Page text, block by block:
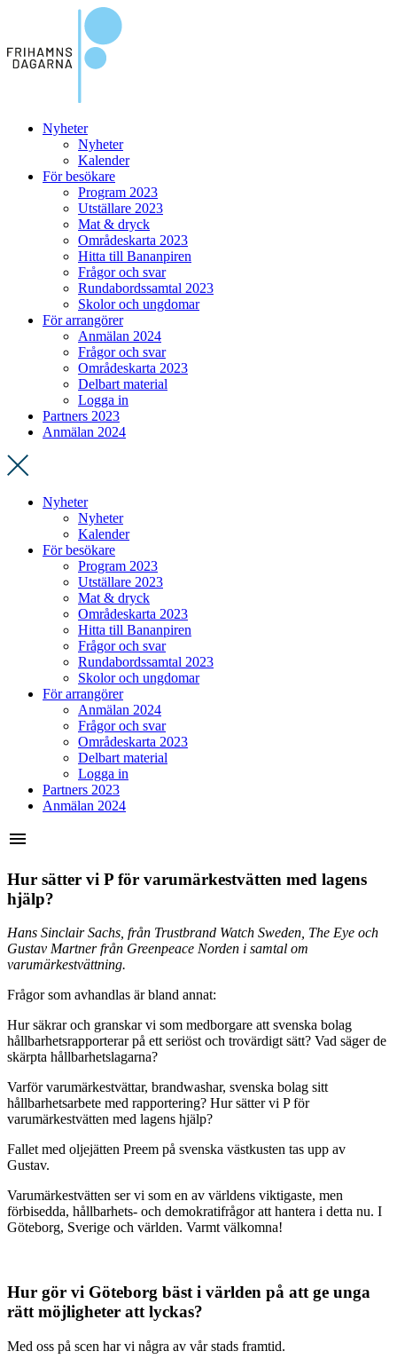
Nyheter
Nyheter
Kalender
För besökare
Program 2023
Utställare 2023
Mat & dryck
Områdeskarta 2023
Hitta till Bananpiren
Frågor och svar
Rundabordssamtal 2023
Skolor och ungdomar
För arrangörer
Anmälan 2024
Frågor och svar
Områdeskarta 2023
Delbart material
Logga in
Partners 2023
Anmälan 2024
Nyheter
Nyheter
Kalender
För besökare
Program 2023
Utställare 2023
Mat & dryck
Områdeskarta 2023
Hitta till Bananpiren
Frågor och svar
Rundabordssamtal 2023
Skolor och ungdomar
För arrangörer
Anmälan 2024
Frågor och svar
Områdeskarta 2023
Delbart material
Logga in
Partners 2023
Anmälan 2024
menu
Hur sätter vi P för varumärkestvätten med lagens
hjälp?
Hans Sinclair Sachs, från Trustbrand Watch Sweden, The Eye och
Gustav Martner från Greenpeace Norden i samtal om
varumärkestvättning.
Frågor som avhandlas är bland annat:
Hur säkrar och granskar vi som medborgare att svenska bolag
hållbarhetsrapporterar på ett seriöst och trovärdigt sätt? Vad säger de
skärpta hållbarhetslagarna?
Varför varumärkestvättar, brandwashar, svenska bolag sitt
hållbarhetsarbete med rapportering? Hur sätter vi P för
varumärkestvätten med lagens hjälp?
Fallet med oljejätten Preem på svenska västkusten tas upp av
Gustav.
Varumärkestvätten ser vi som en av världens viktigaste, men
förbisedda, hållbarhets- och demokratifrågor att hantera i detta nu. I
Göteborg, Sverige och världen. Varmt välkomna!
Hur gör vi Göteborg bäst i världen på att ge unga
rätt möjligheter att lyckas?
Med oss på scen har vi några av vår stads framtid.